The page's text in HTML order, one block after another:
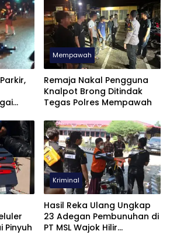
Mempawah
Remaja Nakal Pengguna
Knalpot Brong Ditindak
Tegas Polres Mempawah
Pinyuh
Kriminal
Hasil Reka Ulang Ungkap
23 Adegan Pembunuhan di
PT MSL Wajok Hilir